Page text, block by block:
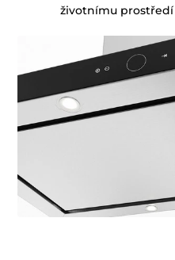
životnímu prostředí